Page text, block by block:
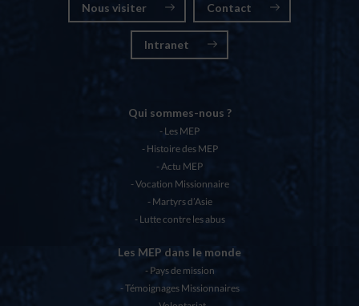
Nous visiter Contact
Intranet
Qui sommes-nous ?
Les MEP
Histoire des MEP
Actu MEP
Vocation Missionnaire
Martyrs d’Asie
Lutte contre les abus
Les MEP dans le monde
Pays de mission
Témoignages Missionnaires